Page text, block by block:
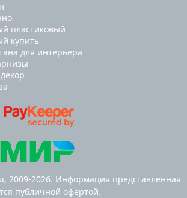
пластиковый
купить
для интерьера
2009-2026. Информация представленная
публичной офертой.